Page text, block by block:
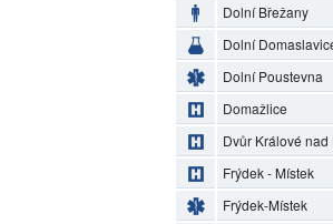
Dolní Břežany
Dolní
Dolní Poustevna
Domažlice
Dvůr Králové nad
Frýdek - Místek
Frýdek-Místek